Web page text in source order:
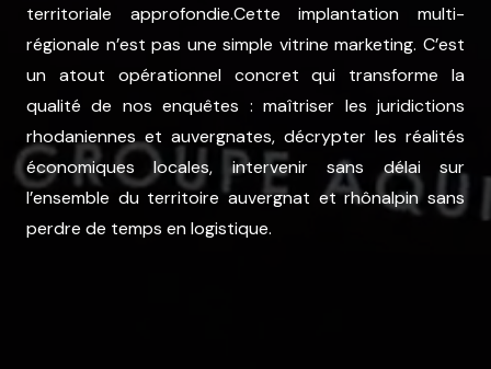
territoriale approfondie.Cette implantation multi-
régionale n’est pas une simple vitrine marketing. C’est
un atout opérationnel concret qui transforme la
qualité de nos enquêtes : maîtriser les juridictions
rhodaniennes et auvergnates, décrypter les réalités
économiques locales, intervenir sans délai sur
l’ensemble du territoire auvergnat et rhônalpin sans
perdre de temps en logistique.